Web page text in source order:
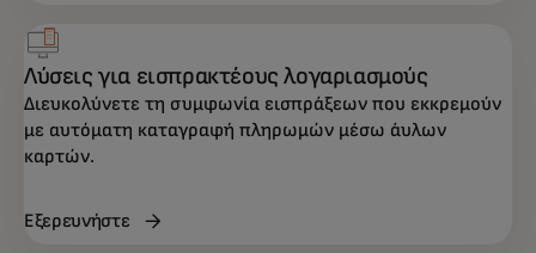
Λύσεις για εισπρακτέους λογαριασμούς
Διευκολύνετε τη συμφωνία εισπράξεων που εκκρεμούν
με αυτόματη καταγραφή πληρωμών μέσω άυλων
καρτών.
Εξερευνήστε